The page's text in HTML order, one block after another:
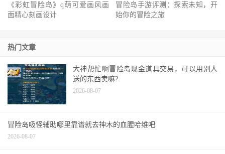
《彩虹冒险岛》q萌可爱画风画
面精心刻画设计
冒险岛手游评测：探索未知，开
始你的冒险之旅
热门文章
大神帮忙啊冒险岛现金道具交易，可以用别人
送的东西卖嘛?
2026-08-07
冒险岛吸怪辅助哪里靠谱就去神木的血腥哈维吧
2026-08-07